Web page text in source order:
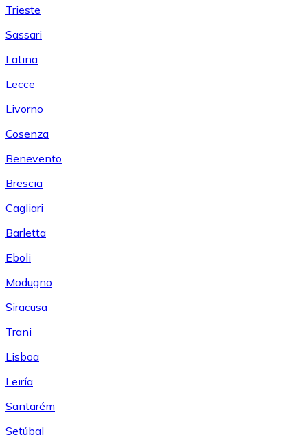
Trieste
Sassari
Latina
Lecce
Livorno
Cosenza
Benevento
Brescia
Cagliari
Barletta
Eboli
Modugno
Siracusa
Trani
Lisboa
Leiría
Santarém
Setúbal